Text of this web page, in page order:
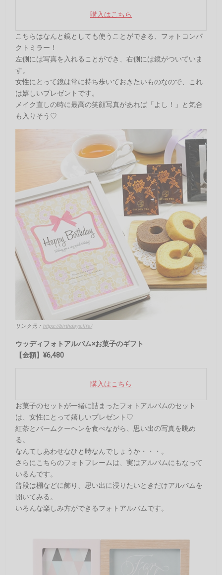
購入はこちら
こちらはなんと鏡としても使うことができる、フォトコンパ
クトミラー！
左側には写真を入れることができ、右側には鏡がついていま
す。
女性にとって鏡は常に持ち歩いておきたいものなので、これ
は嬉しいプレゼントです。
メイク直しの時に最高の笑顔写真があれば「よし！」と気合
も入りそう♡
リンク元： https://birthdays.life/
ウッディフォトアルバム×お菓子のギフト
【金額】¥6,480
購入はこちら
お菓子のセットが一緒に詰まったフォトアルバムのセット
は、女性にとって嬉しいプレゼント♡
紅茶とバームクーヘンを食べながら、思い出の写真を眺め
る。
なんてしあわせなひと時なんでしょうか・・・。
さらにこちらのフォトフレームは、実はアルバムにもなって
いるんです。
普段は棚などに飾り、思い出に浸りたいときだけアルバムを
開いてみる。
いろんな楽しみ方ができるフォトアルバムです。